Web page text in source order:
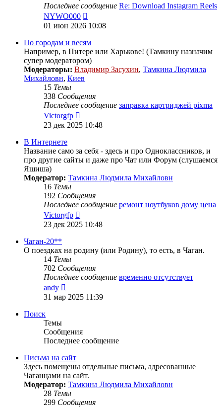
Последнее сообщение Re: Download Instagram Reels
NYWO000
к
сообщению
01 июн 2026 10:08
По городам и весям
Например, в Питере или Харькове! (Тамкину назначим
супер модератором)
Модераторы: Владимир Засухин, Тамкина Людмила
Михайловн, Киев
15 Темы
338 Сообщения
Последнее сообщение заправка картриджей pixma
Victorgfp
к
23 дек 2025 10:48
В Интернете
Название само за себя - здесь и про Одноклассников, и
про другие сайты и даже про Чат или Форум (слушаемся
Яшиша)
Модератор: Тамкина Людмила Михайловн
16 Темы
192 Сообщения
Последнее сообщение ремонт ноутбуков дому цена
Victorgfp
к
23 дек 2025 10:48
Чаган-20**
О поездках на родину (или Родину), то есть, в Чаган.
14 Темы
702 Сообщения
Последнее сообщение временно отсутствует
andy
к
31 мар 2025 11:39
Поиск
Темы
Сообщения
Последнее сообщение
Письма на сайт
Здесь помещены отдельные письма, адресованные
Чаганцами на сайт.
Модератор: Тамкина Людмила Михайловн
28 Темы
299 Сообщения